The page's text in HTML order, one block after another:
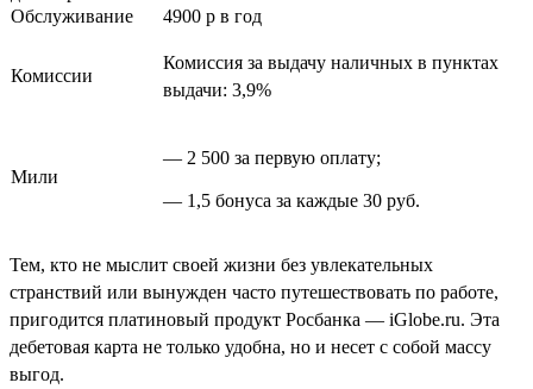
Обслуживание
4900 p в год
Комиссии
Комиссия за выдачу наличных в пунктах
выдачи: 3,9%
Мили
— 2 500 за первую оплату;
— 1,5 бонуса за каждые 30 руб.
Тем, кто не мыслит своей жизни без увлекательных
странствий или вынужден часто путешествовать по работе,
пригодится платиновый продукт Росбанка — iGlobe.ru. Эта
дебетовая карта не только удобна, но и несет с собой массу
выгод.